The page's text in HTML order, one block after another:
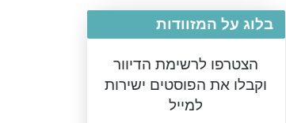
בלוג על המזוודות
הצטרפו לרשימת הדיוור
וקבלו את הפוסטים ישירות
למייל